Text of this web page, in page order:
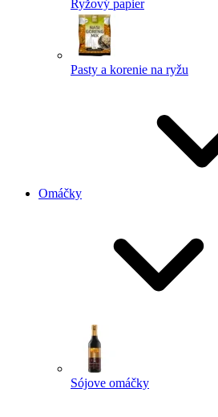
Ryžový papier
Pasty a korenie na ryžu
Omáčky
Sójove omáčky